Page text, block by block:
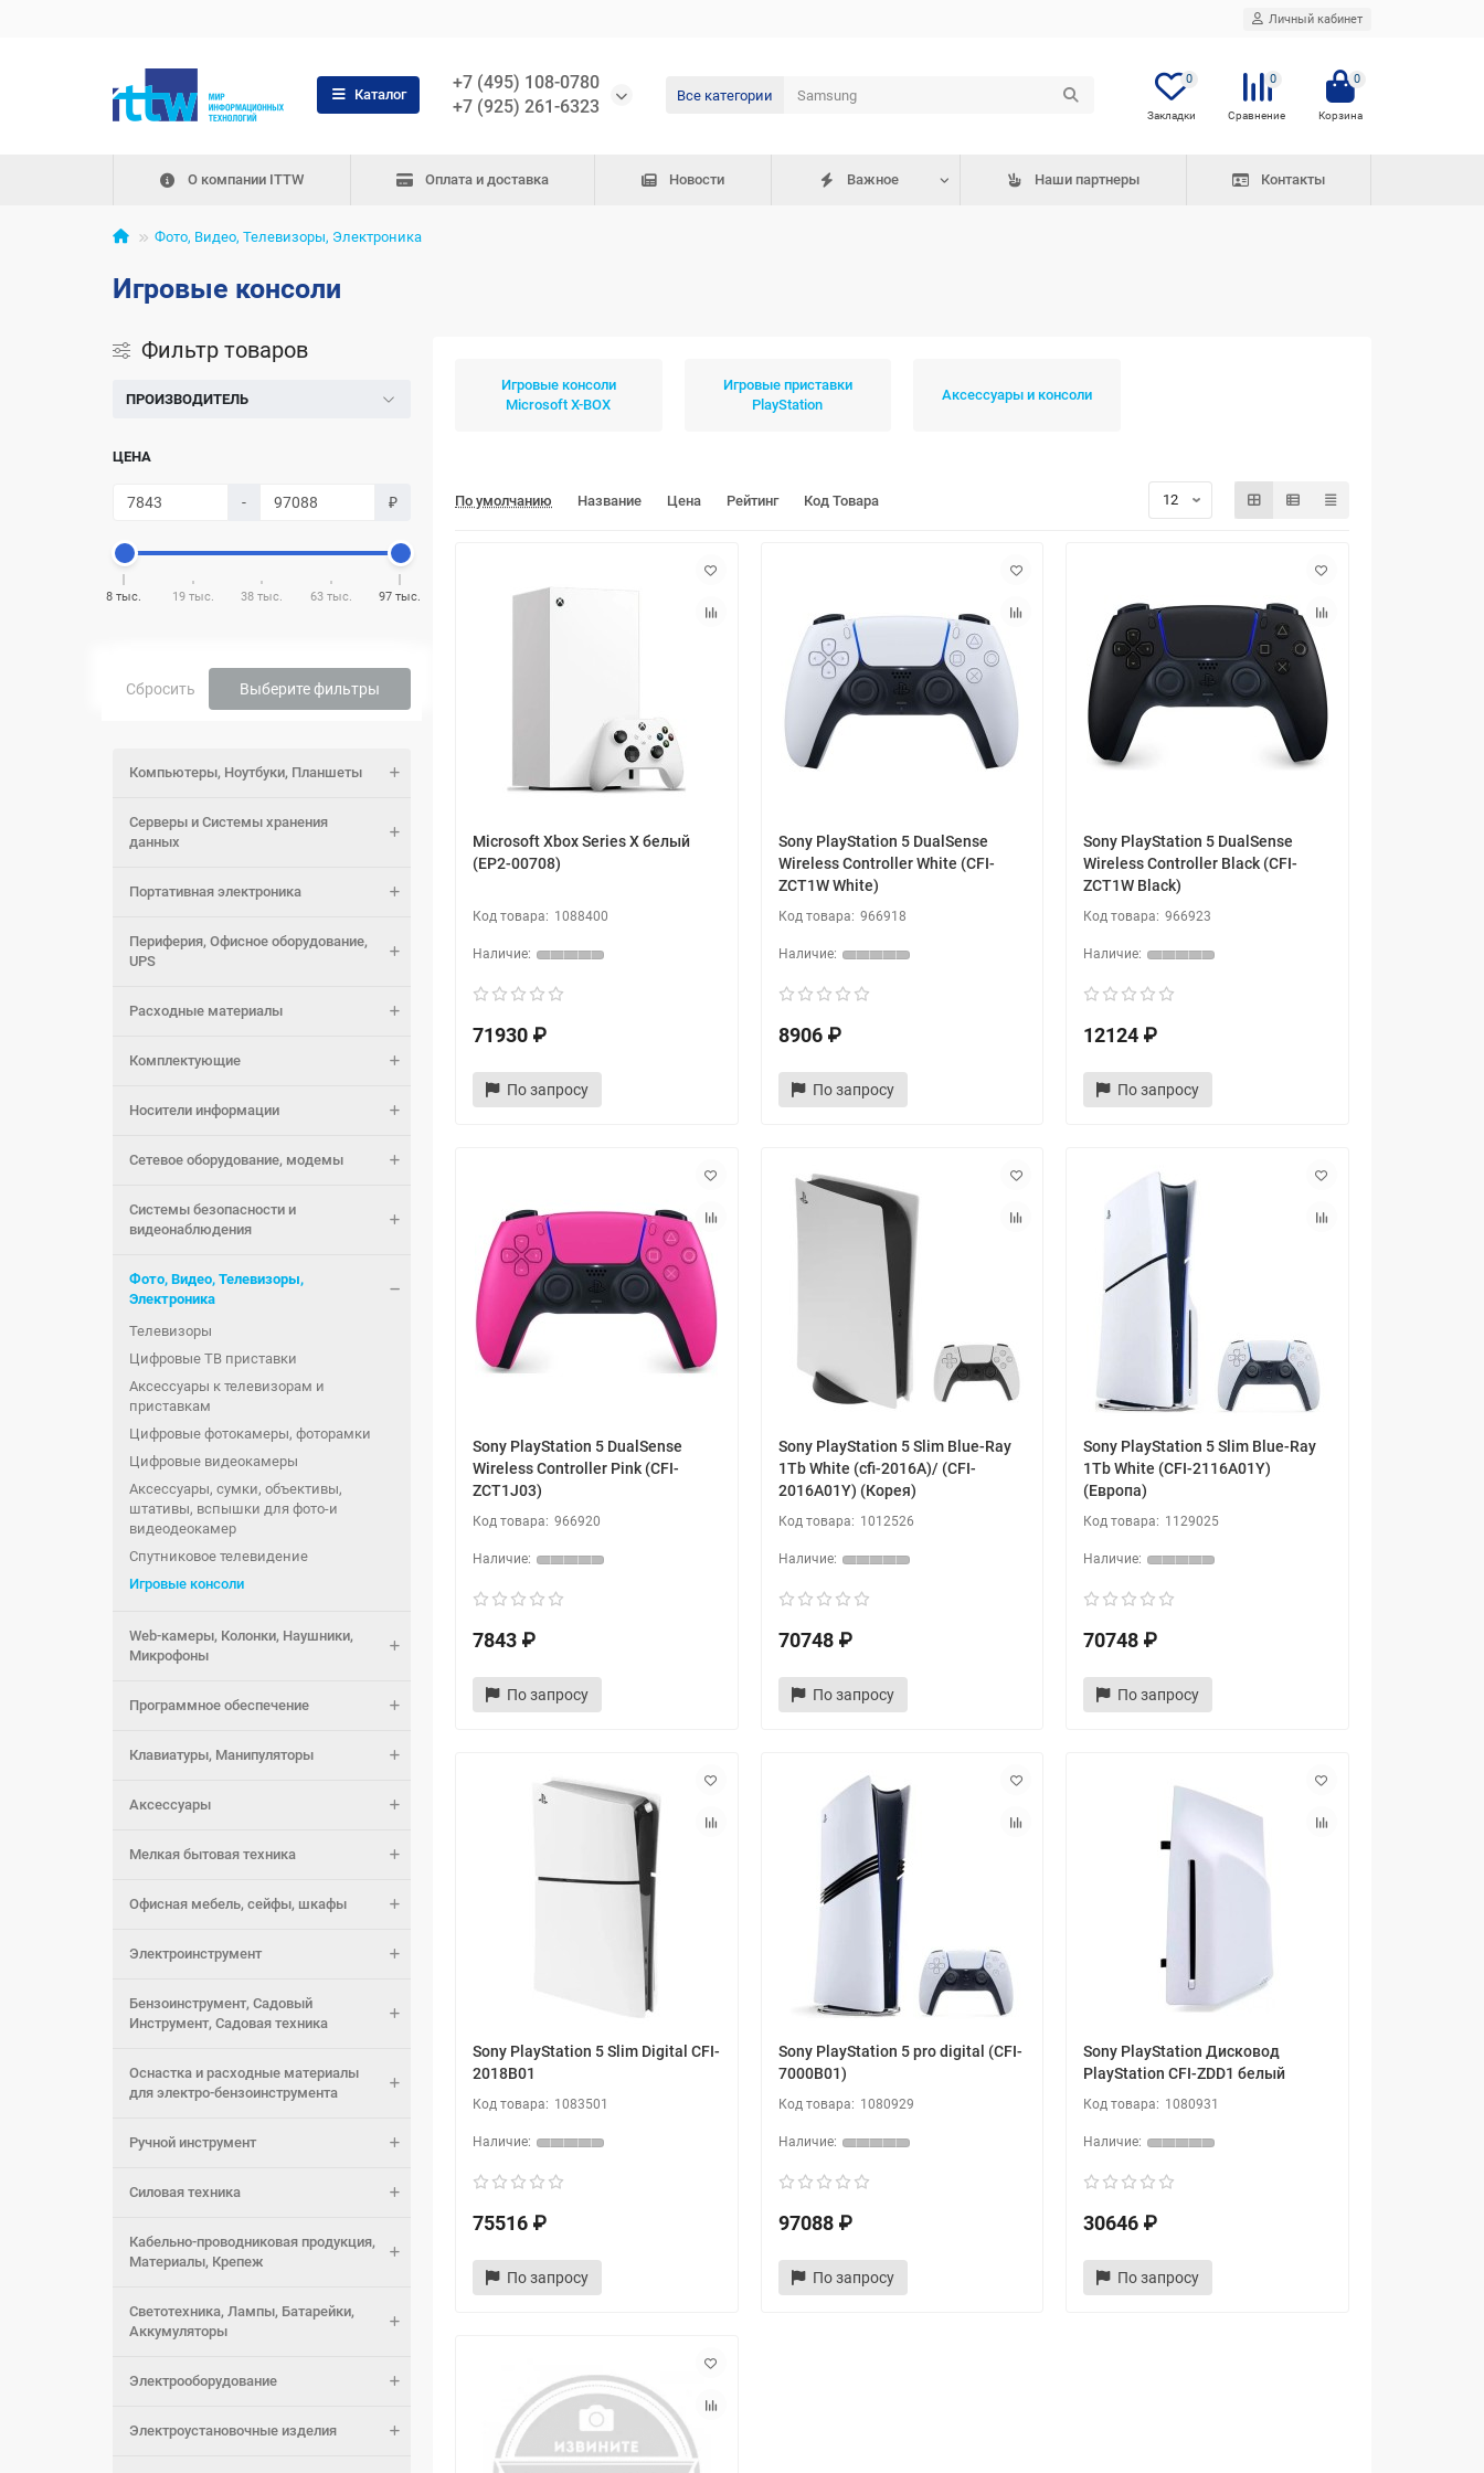
Личный кабинет
Каталог Все категории
+7 (495) 108-0780
+7 (925) 261-6323
0 0 0
О компании ITTW Оплата и доставка Новости Важное Наши партнеры Контакты
Фото, Видео, Телевизоры, Электроника
Игровые консоли
Фильтр товаров
ПРОИЗВОДИТЕЛЬ
ЦЕНА
- ₽
8 тыс. 19 тыс. 38 тыс. 63 тыс. 97 тыс.
Сбросить Выберите фильтры
Компьютеры, Ноутбуки, Планшеты
Серверы и Системы хранения
данных
Портативная электроника
Периферия, Офисное оборудование,
UPS
Расходные материалы
Комплектующие
Носители информации
Сетевое оборудование, модемы
Системы безопасности и
видеонаблюдения
Фото, Видео, Телевизоры,
Электроника
Телевизоры
Цифровые ТВ приставки
Аксессуары к телевизорам и
приставкам
Цифровые фотокамеры, фоторамки
Цифровые видеокамеры
Аксессуары, сумки, объективы,
штативы, вспышки для фото-и
видеодеокамер
Спутниковое телевидение
Игровые консоли
Web-камеры, Колонки, Наушники,
Микрофоны
Программное обеспечение
Клавиатуры, Манипуляторы
Аксессуары
Мелкая бытовая техника
Офисная мебель, сейфы, шкафы
Электроинструмент
Бензоинструмент, Садовый
Инструмент, Садовая техника
Оснастка и расходные материалы
для электро-бензоинструмента
Ручной инструмент
Силовая техника
Кабельно-проводниковая продукция,
Материалы, Крепеж
Светотехника, Лампы, Батарейки,
Аккумуляторы
Электрооборудование
Электроустановочные изделия
Игровые консоли
Microsoft X-BOX
Игровые приставки
PlayStation
Аксессуары и консоли
По умолчанию Название Цена Рейтинг Код Товара
Microsoft Xbox Series X белый
(EP2-00708)
1088400
71930 ₽
По запросу
Sony PlayStation 5 DualSense
Wireless Controller White (CFI-
ZCT1W White)
966918
8906 ₽
По запросу
Sony PlayStation 5 DualSense
Wireless Controller Black (CFI-
ZCT1W Black)
966923
12124 ₽
По запросу
Sony PlayStation 5 DualSense
Wireless Controller Pink (CFI-
ZCT1J03)
966920
7843 ₽
По запросу
Sony PlayStation 5 Slim Blue-Ray
1Tb White (cfi-2016A)/ (CFI-
2016A01Y) (Корея)
1012526
70748 ₽
По запросу
Sony PlayStation 5 Slim Blue-Ray
1Tb White (CFI-2116A01Y)
(Европа)
1129025
70748 ₽
По запросу
Sony PlayStation 5 Slim Digital CFI-
2018B01
1083501
75516 ₽
По запросу
Sony PlayStation 5 pro digital (CFI-
7000B01)
1080929
97088 ₽
По запросу
Sony PlayStation Дисковод
PlayStation CFI-ZDD1 белый
1080931
30646 ₽
По запросу